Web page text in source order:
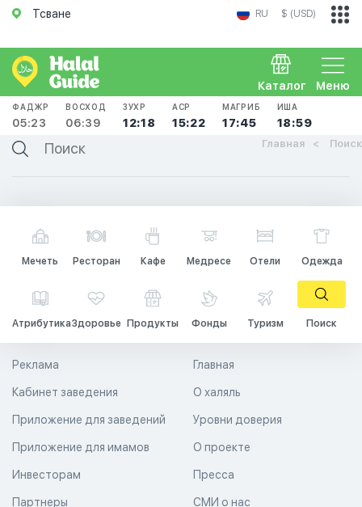
Тсване RU $ (USD)
Меню
Каталог
ФАДЖР
05:23
ВОСХОД
06:39
ЗУХР
12:18
АСР
15:22
МАГРИБ
17:45
ИША
18:59
Главная Поиск
Мечеть Ресторан Кафе Медресе Отели Одежда
АтрибутикаЗдоровье Продукты Фонды Туризм Поиск
Главная
О халяль
Уровни доверия
Реклама
Кабинет заведения
Приложение для заведений
Приложение для имамов О проекте
Пресса
СМИ о нас
Инвесторам
Партнеры